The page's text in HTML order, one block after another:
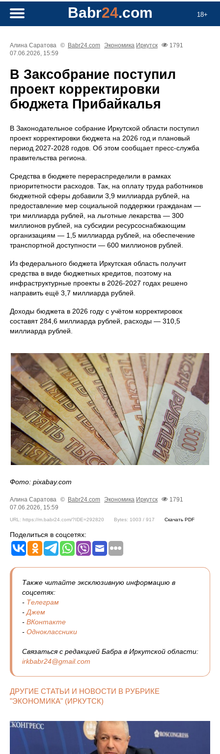
18+
Babr24.com
Алина Саратова © Babr24.com Экономика Иркутск
1791
07.06.2026, 15:59
В Заксобрание поступил
проект корректировки
бюджета Прибайкалья
В Законодательное собрание Иркутской области поступил
проект корректировки бюджета на 2026 год и плановый
период 2027-2028 годов. Об этом сообщает пресс‑служба
правительства региона.
Средства в бюджете перераспределили в рамках
приоритетности расходов. Так, на оплату труда работников
бюджетной сферы добавили 3,9 миллиарда рублей, на
предоставление мер социальной поддержки гражданам —
три миллиарда рублей, на льготные лекарства — 300
миллионов рублей, на субсидии ресурсоснабжающим
организациям — 1,5 миллиарда рублей, на обеспечение
транспортной доступности — 600 миллионов рублей.
Из федерального бюджета Иркутская область получит
средства в виде бюджетных кредитов, поэтому на
инфраструктурные проекты в 2026-2027 годах решено
направить ещё 3,7 миллиарда рублей.
Доходы бюджета в 2026 году с учётом корректировок
составят 284,6 миллиарда рублей, расходы — 310,5
миллиарда рублей.
Фото: pixabay.com
Алина Саратова © Babr24.com Экономика Иркутск
1791
07.06.2026, 15:59
URL: https://m.babr24.com/?IDE=292820 Bytes: 1003 / 917 Скачать PDF
Поделиться в соцсетях:
Также читайте эксклюзивную информацию в
соцсетях:
- Телеграм
-Джем
- ВКонтакте
- Одноклассники
Связаться с редакцией Бабра в Иркутской области:
irkbabr24@gmail.com
ДРУГИЕ СТАТЬИ И НОВОСТИ В РУБРИКЕ
"ЭКОНОМИКА" (ИРКУТСК)